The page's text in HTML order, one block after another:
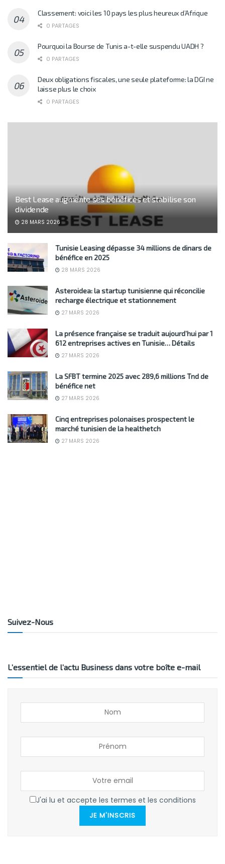
Classement: voici les 10 pays les plus heureux d’Afrique
0 PARTAGES
Pourquoi la Bourse de Tunis a-t-elle suspendu UADH ?
0 PARTAGES
Deux obligations fiscales, une seule plateforme: la DGI ne
laisse plus le choix
0 PARTAGES
Best Lease augmente ses bénéfices et stabilise son
dividende
28 MARS 2026
Tunisie Leasing dépasse 34 millions de dinars de
bénéfice en 2025
28 MARS 2026
Asteroidea: la startup tunisienne qui réconcilie
recharge électrique et stationnement
27 MARS 2026
La présence française se traduit aujourd’hui par 1
612 entreprises actives en Tunisie… Détails
27 MARS 2026
La SFBT termine 2025 avec 289,6 millions Tnd de
bénéfice net
27 MARS 2026
Cinq entreprises polonaises prospectent le
marché tunisien de la healthetch
27 MARS 2026
Suivez-Nous
L’essentiel de l’actu Business dans votre boîte e-mail
J'ai lu et accepte les termes et les conditions
JE M'INSCRIS